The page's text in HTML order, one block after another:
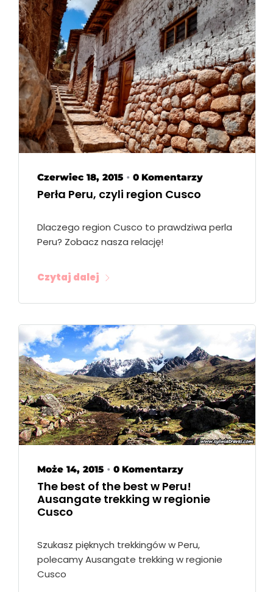
Czerwiec 18, 2015 • 0 Komentarzy
Perła Peru, czyli region Cusco
Dlaczego region Cusco to prawdziwa perla
Peru? Zobacz nasza relację!
Czytaj dalej
Może 14, 2015 • 0 Komentarzy
The best of the best w Peru!
Ausangate trekking w regionie
Cusco
Szukasz pięknych trekkingów w Peru,
polecamy Ausangate trekking w regionie
Cusco